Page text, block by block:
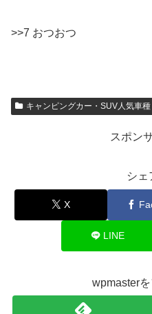
>>7 おつおつ
キャンピングカー・SUV人気車種
スポン
シェ
X
LINE
wpmaster